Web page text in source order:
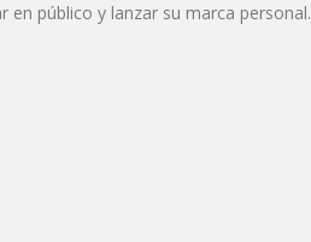
los
en público y lanzar su marca personal.